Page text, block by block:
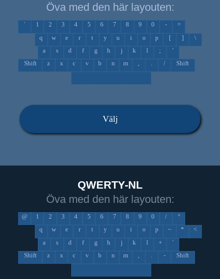
Öva med den här layouten:
` 1 2 3 4 5 6 7 8 9 0 -
=
q
w e r t y u i o p [ ]
\
a
s d f g h j k l ;
'
Shift
z x c v b n m , . / Shift
Välj
QWERTY-NL
Öva med den här layouten:
@ 1 2 3 4 5 6 7 8 9 0 /
°
q
w e r t y u i o p ~ *
<
a
s d f g h j k l +
´
Shift
z x c v b n m - Shift